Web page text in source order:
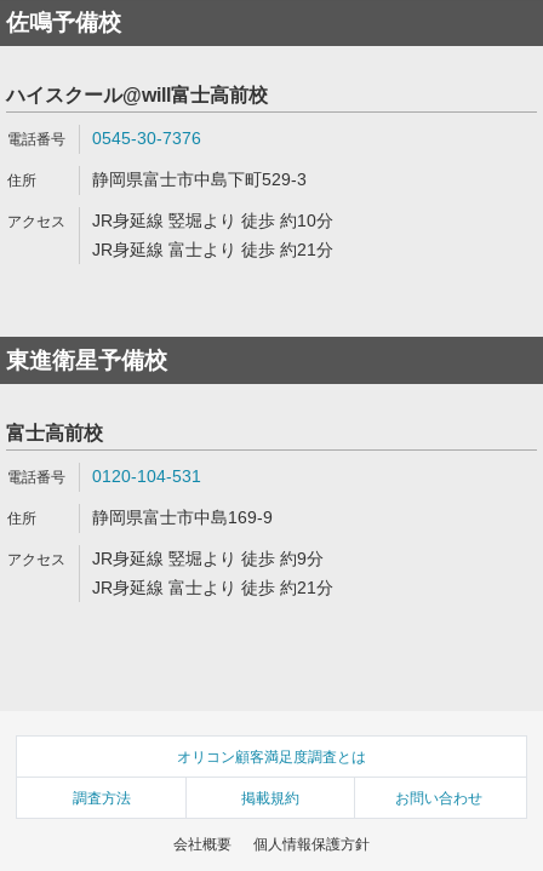
佐鳴予備校
ハイスクール@will富士高前校
0545-30-7376
静岡県富士市中島下町529-3
JR身延線 竪堀より 徒歩 約10分
JR身延線 富士より 徒歩 約21分
東進衛星予備校
富士高前校
0120-104-531
静岡県富士市中島169-9
JR身延線 竪堀より 徒歩 約9分
JR身延線 富士より 徒歩 約21分
オリコン顧客満足度調査とは
調査方法 掲載規約 お問い合わせ
会社概要 個人情報保護方針